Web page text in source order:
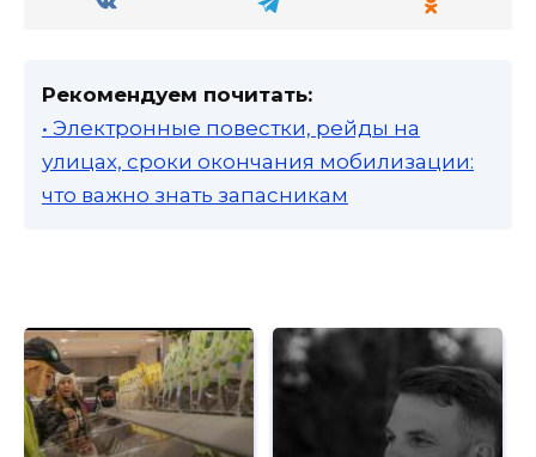
Рекомендуем почитать:
• Электронные повестки, рейды на
улицах, сроки окончания мобилизации:
что важно знать запасникам